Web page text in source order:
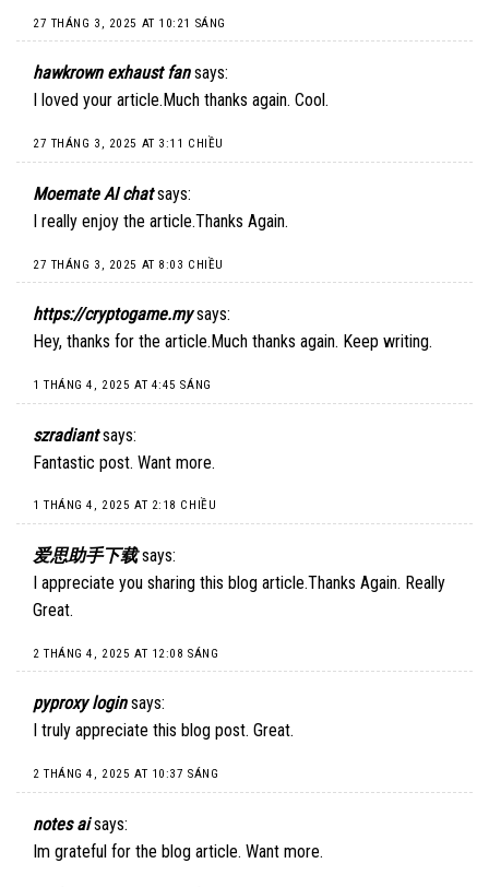
27 THÁNG 3, 2025 AT 10:21 SÁNG
hawkrown exhaust fan says:
I loved your article.Much thanks again. Cool.
27 THÁNG 3, 2025 AT 3:11 CHIỀU
Moemate AI chat says:
I really enjoy the article.Thanks Again.
27 THÁNG 3, 2025 AT 8:03 CHIỀU
https://cryptogame.my says:
Hey, thanks for the article.Much thanks again. Keep writing.
1 THÁNG 4, 2025 AT 4:45 SÁNG
szradiant says:
Fantastic post. Want more.
1 THÁNG 4, 2025 AT 2:18 CHIỀU
爱思助手下载 says:
I appreciate you sharing this blog article.Thanks Again. Really
Great.
2 THÁNG 4, 2025 AT 12:08 SÁNG
pyproxy login says:
I truly appreciate this blog post. Great.
2 THÁNG 4, 2025 AT 10:37 SÁNG
notes ai says:
Im grateful for the blog article. Want more.